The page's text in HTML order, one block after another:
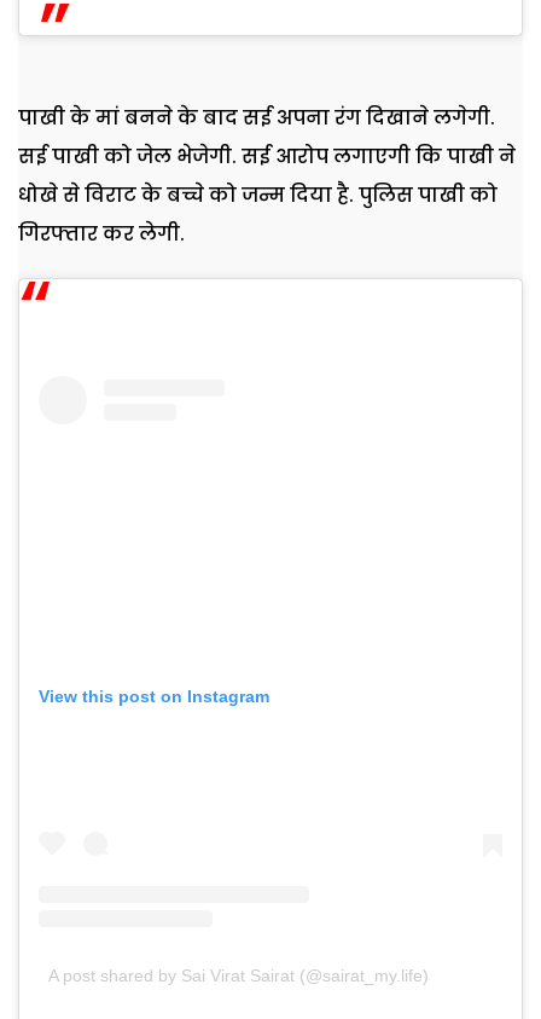
पाखी के मां बनने के बाद सई अपना रंग दिखाने लगेगी.
सई पाखी को जेल भेजेगी. सई आरोप लगाएगी कि पाखी ने
धोखे से विराट के बच्चे को जन्म दिया है. पुलिस पाखी को
गिरफ्तार कर लेगी.
View this post on Instagram
A post shared by Sai Virat Sairat (@sairat_my.life)